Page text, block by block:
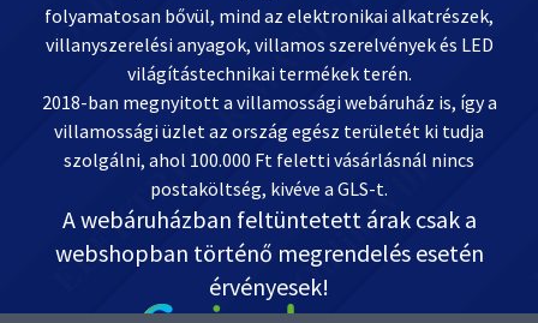
folyamatosan bővül, mind az elektronikai alkatrészek,
villanyszerelési anyagok, villamos szerelvények és LED
világítástechnikai termékek terén.
2018-ban megnyitott a villamossági webáruház is, így a
villamossági üzlet az ország egész területét ki tudja
szolgálni, ahol 100.000 Ft feletti vásárlásnál nincs
postaköltség, kivéve a GLS-t.
A webáruházban feltüntetett árak csak a
webshopban történő megrendelés esetén
érvényesek!